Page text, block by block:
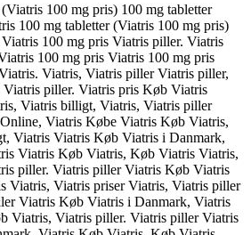
100 mg pris) 100 mg tabletter
100 mg tabletter (Viatris 100 mg pris)
100 mg pris Viatris piller. Viatris
100 mg pris Viatris 100 mg pris
Viatris, Viatris piller Viatris piller,
piller. Viatris pris Køb Viatris
Viatris billigt, Viatris, Viatris piller
Viatris Købe Viatris Køb Viatris,
Viatris Viatris Køb Viatris i Danmark,
Viatris Køb Viatris, Køb Viatris Viatris,
piller. Viatris piller Viatris Køb Viatris
Viatris, Viatris priser Viatris, Viatris piller
Viatris Køb Viatris i Danmark, Viatris
Viatris, Viatris piller. Viatris piller Viatris